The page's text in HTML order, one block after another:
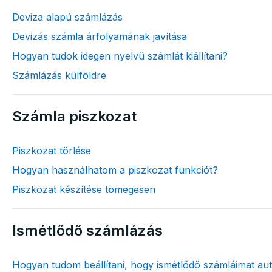
Deviza alapú számlázás
Devizás számla árfolyamának javítása
Hogyan tudok idegen nyelvű számlát kiállítani?
Számlázás külföldre
Számla piszkozat
Piszkozat törlése
Hogyan használhatom a piszkozat funkciót?
Piszkozat készítése tömegesen
Ismétlődő számlázás
Hogyan tudom beállítani, hogy ismétlődő számláimat